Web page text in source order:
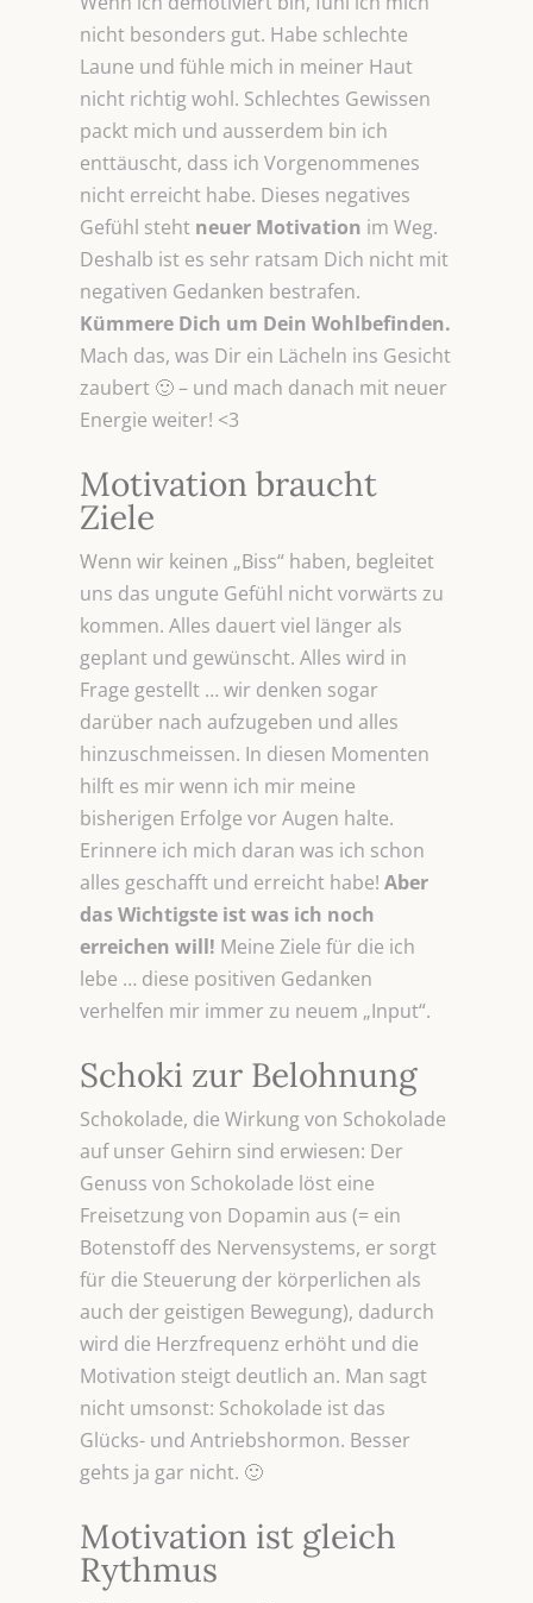
nicht besonders gut. Habe schlechte
Laune und fühle mich in meiner Haut
nicht richtig wohl. Schlechtes Gewissen
packt mich und ausserdem bin ich
enttäuscht, dass ich Vorgenommenes
nicht erreicht habe. Dieses negatives
Gefühl steht neuer Motivation im Weg.
Deshalb ist es sehr ratsam Dich nicht mit
negativen Gedanken bestrafen.
Kümmere Dich um Dein Wohlbefinden.
Mach das, was Dir ein Lächeln ins Gesicht
zaubert 🙂 – und mach danach mit neuer
Energie weiter! <3
Motivation braucht
Ziele
Wenn wir keinen „Biss“ haben, begleitet
uns das ungute Gefühl nicht vorwärts zu
kommen. Alles dauert viel länger als
geplant und gewünscht. Alles wird in
Frage gestellt … wir denken sogar
darüber nach aufzugeben und alles
hinzuschmeissen. In diesen Momenten
hilft es mir wenn ich mir meine
bisherigen Erfolge vor Augen halte.
Erinnere ich mich daran was ich schon
alles geschafft und erreicht habe!Aber
das Wichtigste ist was ich noch
erreichen will! Meine Ziele für die ich
lebe … diese positiven Gedanken
verhelfen mir immer zu neuem „Input“.
Schoki zur Belohnung
Schokolade, die Wirkung von Schokolade
auf unser Gehirn sind erwiesen: Der
Genuss von Schokolade löst eine
Freisetzung von Dopamin aus (= ein
Botenstoff des Nervensystems, er sorgt
für die Steuerung der körperlichen als
auch der geistigen Bewegung), dadurch
wird die Herzfrequenz erhöht und die
Motivation steigt deutlich an. Man sagt
nicht umsonst: Schokolade ist das
Glücks- und Antriebshormon. Besser
gehts ja gar nicht. 🙂
Motivation ist gleich
Rythmus